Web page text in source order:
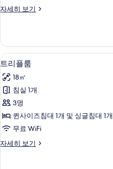
두
세
사
모
두
보
기
자세히 보기
디
블
룸
자
히
보
기
트
리
플
룸
사
진
두
1
트리플룸
18㎡
침실 1개
3명
퀸사이즈침대 1개 및 싱글침대 1개
무료 WiFi
자세히 보기
트